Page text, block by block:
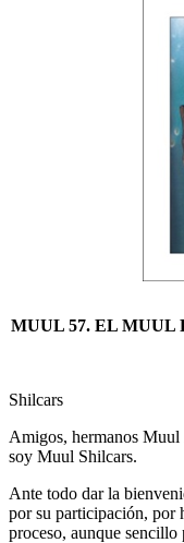
MUUL 57. EL MUUL
Shilcars
Amigos, hermanos Muul
soy Muul Shilcars.
Ante todo dar la
por su participación, por
proceso, aunque